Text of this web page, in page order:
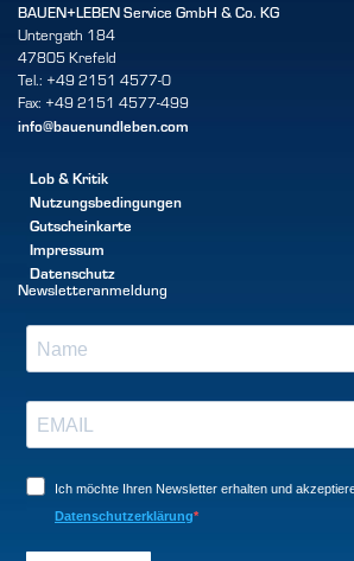
BAUEN+LEBEN Service GmbH & Co. KG
Untergath 184
47805 Krefeld
Tel.: +49 2151 4577-0
Fax: +49 2151 4577-499
info@bauenundleben.com
Lob & Kritik
Nutzungsbedingungen
Gutscheinkarte
Impressum
Datenschutz
Newsletteranmeldung
Ich möchte Ihren Newsletter erhalten und
Datenschutzerklärung